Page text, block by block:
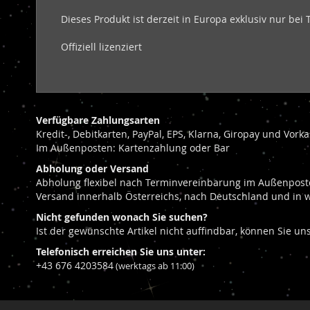
Dieses Produkt ist derzeit in Europa exklusiv nur bei
Offiziell lizenziert
Verfügbare Zahlungsarten
Kredit-, Debitkarten, PayPal, EPS, Klarna, Giropay und
Im Außenposten: Kartenzahlung oder Bar
Abholung oder Versand
Abholung flexibel nach Terminvereinbarung im
Versand innerhalb Österreichs, nach Deutschland und in
Nicht gefunden wonach Sie suchen?
Ist der gewünschte Artikel nicht auffindbar, können Sie
Telefonisch erreichen Sie uns unter:
+43 676 4203584(werktags ab 11:00)